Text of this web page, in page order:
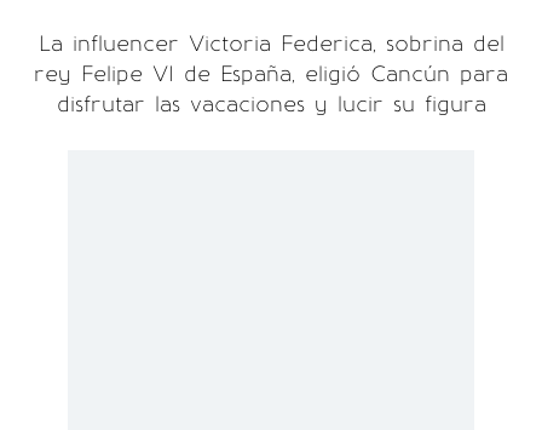
La influencer Victoria Federica, sobrina del
rey Felipe VI de España, eligió Cancún para
disfrutar las vacaciones y lucir su figura